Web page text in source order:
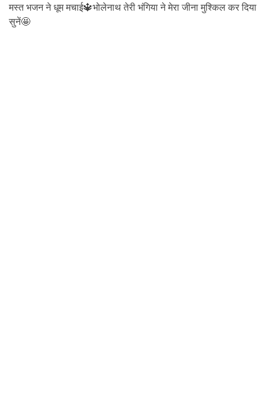
मस्त भजन ने धूम मचाई🔱भोलेनाथ तेरी भंगिया ने मेरा जीना मुश्किल कर दिया
सुनें🤩